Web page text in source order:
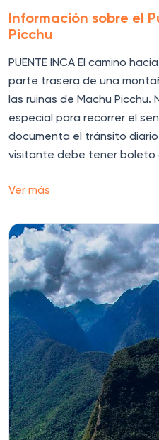
Información sobre el
Picchu
PUENTE INCA El camino
parte trasera de una
las ruinas de Machu
especial para recorrer el
documenta el tránsito
visitante debe tener boleto
Ver más